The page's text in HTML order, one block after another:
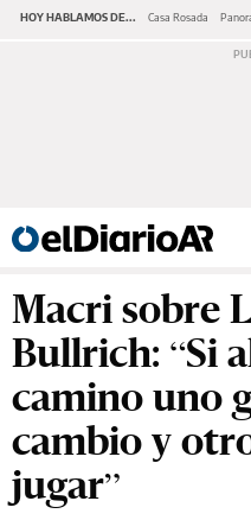
HOY HABLAMOS DE... Casa Rosada
Macri sobre
Bullrich: “Si
camino uno
cambio y
jugar”